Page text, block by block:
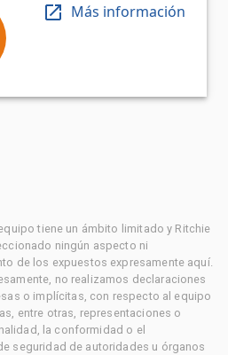
Más información
tiene un ámbito limitado y Ritchie
ningún aspecto ni
de los expuestos expresamente aquí.
no realizamos declaraciones
o implícitas, con respecto al equipo
entre otras, representaciones o
la conformidad o el
seguridad de autoridades u órganos